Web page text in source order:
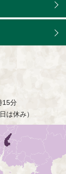
15分
は休み）